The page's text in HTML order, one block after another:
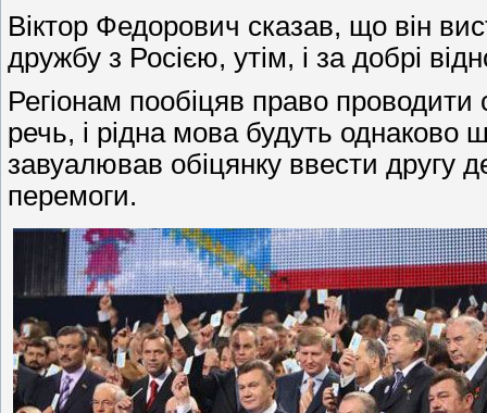
Віктор Федорович сказав, що він
дружбу з Росією, утім, і за добрі
Регіонам пообіцяв право проводити
речь, і рідна мова будуть однаково
завуалював обіцянку ввести другу
перемоги.